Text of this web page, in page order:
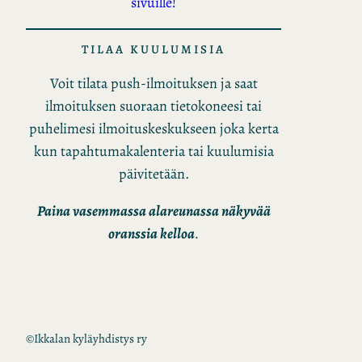
TILAA KUULUMISIA
Voit tilata push-ilmoituksen ja saat
ilmoituksen suoraan tietokoneesi tai
puhelimesi ilmoituskeskukseen joka kerta
kun tapahtumakalenteria tai kuulumisia
päivitetään.
Paina vasemmassa alareunassa näkyvää
oranssia kelloa.
©Ikkalan kyläyhdistys ry